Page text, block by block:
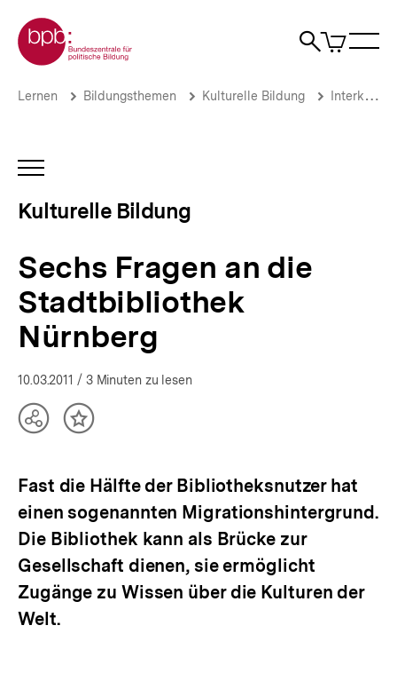
zum
Seiteninhalt
springen
Zur Startseite der bpb
Suche
Artikel
im
Sechs
Stadtbibliothek
Nürnberg
Kulturelle
bpb.de
Brotkrümelnavigation
Pfadnavigation
Lernen Bildungsthemen Kulturelle Bildung Interkulturelle kulturelle Bildung
INHALTSNAVIGATION
Kulturelle Bildung
Sechs Fragen an die
Stadtbibliothek
Nürnberg
10.03.2011 / 3 Minuten zu lesen
TeilenInhalt
Fast die Hälfte der Bibliotheksnutzer hat
einen sogenannten Migrationshintergrund.
Die Bibliothek kann als Brücke zur
Gesellschaft dienen, sie ermöglicht
Zugänge zu Wissen über die Kulturen der
Welt.